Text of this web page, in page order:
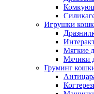
Игрушки
Мягкие
Мячики
Груминг